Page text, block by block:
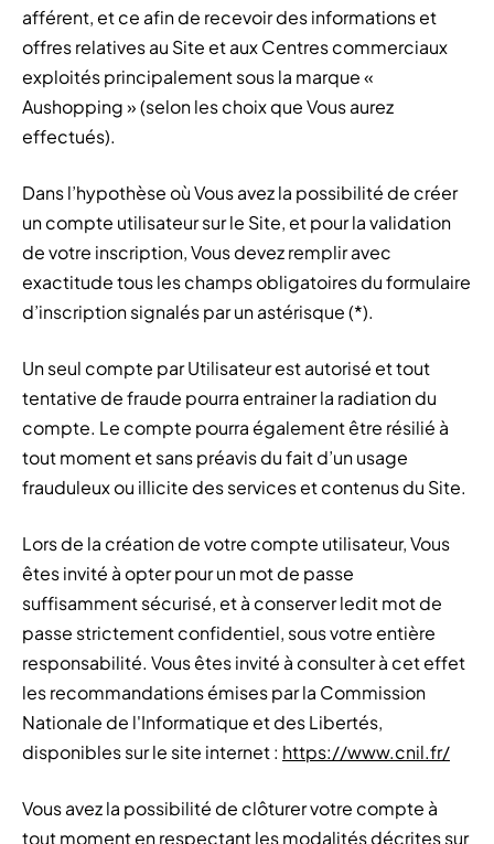
afférent, et ce afin de recevoir des informations et
offres relatives au Site et aux Centres commerciaux
exploités principalement sous la marque «
Aushopping » (selon les choix que Vous aurez
effectués).
Dans l’hypothèse où Vous avez la possibilité de créer
un compte utilisateur sur le Site, et pour la validation
de votre inscription, Vous devez remplir avec
exactitude tous les champs obligatoires du formulaire
d’inscription signalés par un astérisque (*).
Un seul compte par Utilisateur est autorisé et tout
tentative de fraude pourra entrainer la radiation du
compte. Le compte pourra également être résilié à
tout moment et sans préavis du fait d’un usage
frauduleux ou illicite des services et contenus du Site.
Lors de la création de votre compte utilisateur, Vous
êtes invité à opter pour un mot de passe
suffisamment sécurisé, et à conserver ledit mot de
passe strictement confidentiel, sous votre entière
responsabilité. Vous êtes invité à consulter à cet effet
les recommandations émises par la Commission
Nationale de l'Informatique et des Libertés,
disponibles sur le site internet : https://www.cnil.fr/
Vous avez la possibilité de clôturer votre compte à
tout moment en respectant les modalités décrites sur